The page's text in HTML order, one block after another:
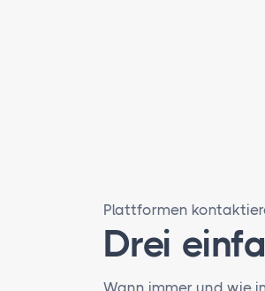
Plattformen
Drei
Wann immer und wie